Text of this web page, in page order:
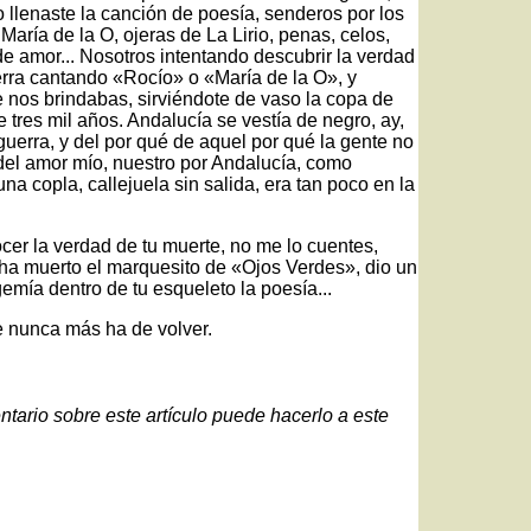
la canción de poesía, senderos por los
de la O, ojeras de La Lirio, penas, celos,
amor... Nosotros intentando descubrir la verdad
cantando «Rocío» o «María de la O», y
brindabas, sirviéndote de vaso la copa de
mil años. Andalucía se vestía de negro, ay,
y del por qué de aquel por qué la gente no
amor mío, nuestro por Andalucía, como
copla, callejuela sin salida, era tan poco en la
la verdad de tu muerte, no me lo cuentes,
muerto el marquesito de «Ojos Verdes», dio un
dentro de tu esqueleto la poesía...
más ha de volver.
sobre este artículo puede hacerlo a este